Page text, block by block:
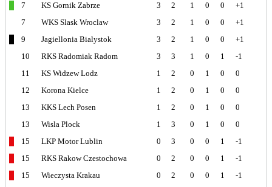
7
KS Gornik Zabrze 3 2 1 0 0
+1
7
WKS Slask Wroclaw 3 2 1 0 0
+1
9
Jagiellonia Bialystok 3 2 1 0 0
+1
10
RKS Radomiak Radom 3 3 1 0 1
-1
11
KS Widzew Lodz 1 2 0 1 0
0
12
Korona Kielce 1 2 0 1 0
0
13
KKS Lech Posen 1 2 0 1 0
0
13
Wisla Plock 1 3 0 1 0
0
15
LKP Motor Lublin 0 3 0 0 1
-1
15
RKS Rakow Czestochowa 0 2 0 0 1
-1
15
Wieczysta Krakau 0 2 0 0 1
-1